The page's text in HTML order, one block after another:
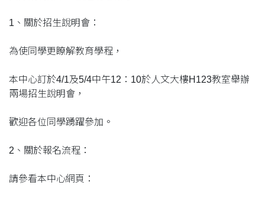
1、關於招生說明會：
為使同學更瞭解教育學程，
本中心訂於4/1及5/4中午12：10於人文大樓H123教室舉辦
兩場招生說明會，
歡迎各位同學踴躍參加。
2、關於報名流程：
請參看本中心網頁：